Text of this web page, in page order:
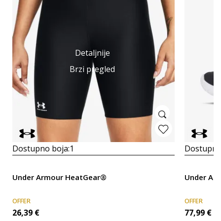
Detaljnije
Brzi pregled
Dostupno boja:1
Under Armour HeatGear®
OFFER
26,39 €
Under
OFFER
77,99 €